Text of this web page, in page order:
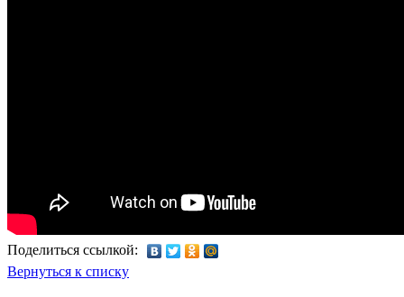
Поделиться ссылкой:
Вернуться к списку